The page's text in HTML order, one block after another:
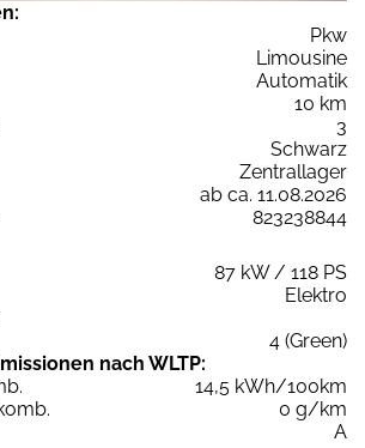
Pkw
Limousine
Automatik
10 km
3
Schwarz
Zentrallager
ab ca. 11.08.2026
823238844
87 kW / 118 PS
Elektro
4 (Green)
nach WLTP:
14,5 kWh/100km
0 g/km
A